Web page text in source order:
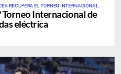
RECUPERA EL TORNEO INTERNACIONAL
Y EN ESPAÑA
Torneo Internacional de
eléctrica